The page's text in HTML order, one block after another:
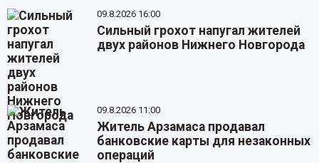
09.8.2026 16:00
Сильный грохот напугал жителей
двух районов Нижнего Новгорода
09.8.2026 11:00
Житель Арзамаса продавал
банковские карты для незаконных
операций